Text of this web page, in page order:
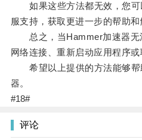
如果这些方法都无效，您可
服支持，获取更进一步的帮助和
总之，当Hammer加速器无
网络连接、重新启动应用程序或
希望以上提供的方法能够帮
器。
#18#
评论